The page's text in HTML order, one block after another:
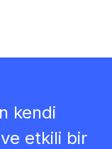
kendi
ve etkili bir